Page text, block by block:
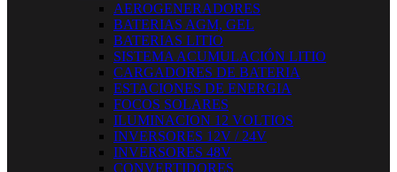
AEROGENERADORES
BATERIAS AGM, GEL
BATERIAS LITIO
SISTEMA ACUMULACIÓN LITIO
CARGADORES DE BATERIA
ESTACIONES DE ENERGIA
FOCOS SOLARES
ILUMINACION 12 VOLTIOS
INVERSORES 12V / 24V
INVERSORES 48V
CONVERTIDORES